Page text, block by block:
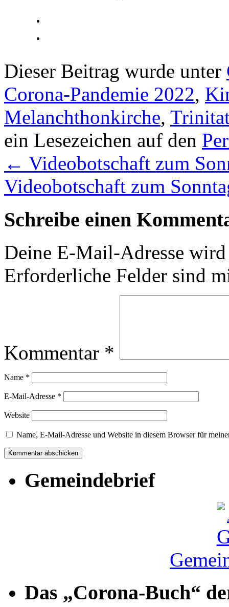
Dieser Beitrag wurde unter
Corona-Pandemie 2022,
Melanchthonkirche,
ein Lesezeichen auf den
← Videobotschaft zum
Videobotschaft zum
Schreibe einen
Deine E-Mail-Adresse
Erforderliche Felder sind
Kommentar *
Name *
E-Mail-Adresse *
Website
Name, E-Mail-Adresse und Website in diesem Browser für
Gemeindebrief
Das „Corona-Buch“